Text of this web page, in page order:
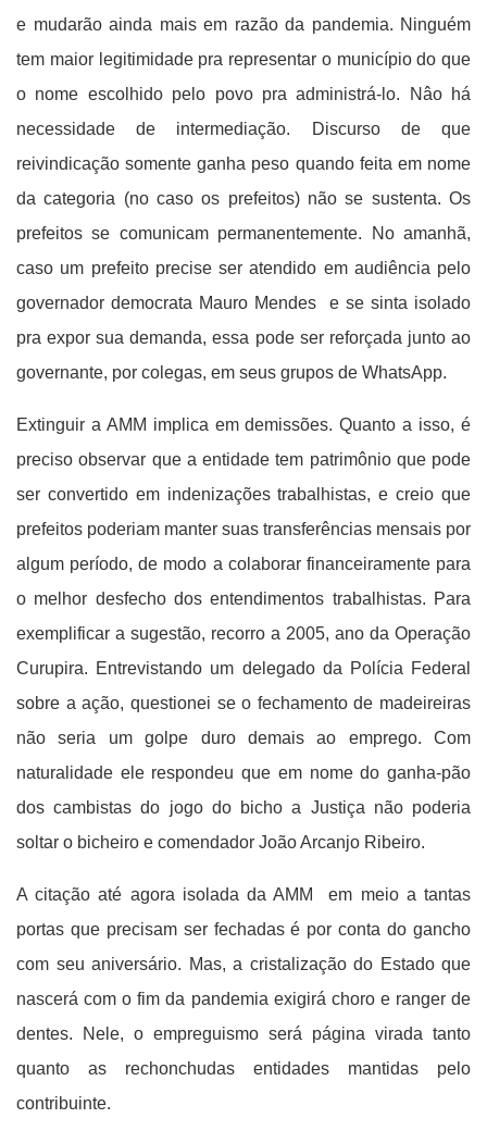
e mudarão ainda mais em razão da pandemia. Ninguém
tem maior legitimidade pra representar o município do que
o nome escolhido pelo povo pra administrá-lo. Nâo há
necessidade de intermediação. Discurso de que
reivindicação somente ganha peso quando feita em nome
da categoria (no caso os prefeitos) não se sustenta. Os
prefeitos se comunicam permanentemente. No amanhã,
caso um prefeito precise ser atendido em audiência pelo
governador democrata Mauro Mendes e se sinta isolado
pra expor sua demanda, essa pode ser reforçada junto ao
governante, por colegas, em seus grupos de WhatsApp.
Extinguir a AMM implica em demissões. Quanto a isso, é
preciso observar que a entidade tem patrimônio que pode
ser convertido em indenizações trabalhistas, e creio que
prefeitos poderiam manter suas transferências mensais por
algum período, de modo a colaborar financeiramente para
o melhor desfecho dos entendimentos trabalhistas. Para
exemplificar a sugestão, recorro a 2005, ano da Operação
Curupira. Entrevistando um delegado da Polícia Federal
sobre a ação, questionei se o fechamento de madeireiras
não seria um golpe duro demais ao emprego. Com
naturalidade ele respondeu que em nome do ganha-pão
dos cambistas do jogo do bicho a Justiça não poderia
soltar o bicheiro e comendador João Arcanjo Ribeiro.
A citação até agora isolada da AMM em meio a tantas
portas que precisam ser fechadas é por conta do gancho
com seu aniversário. Mas, a cristalização do Estado que
nascerá com o fim da pandemia exigirá choro e ranger de
dentes. Nele, o empreguismo será página virada tanto
quanto as rechonchudas entidades mantidas pelo
contribuinte.